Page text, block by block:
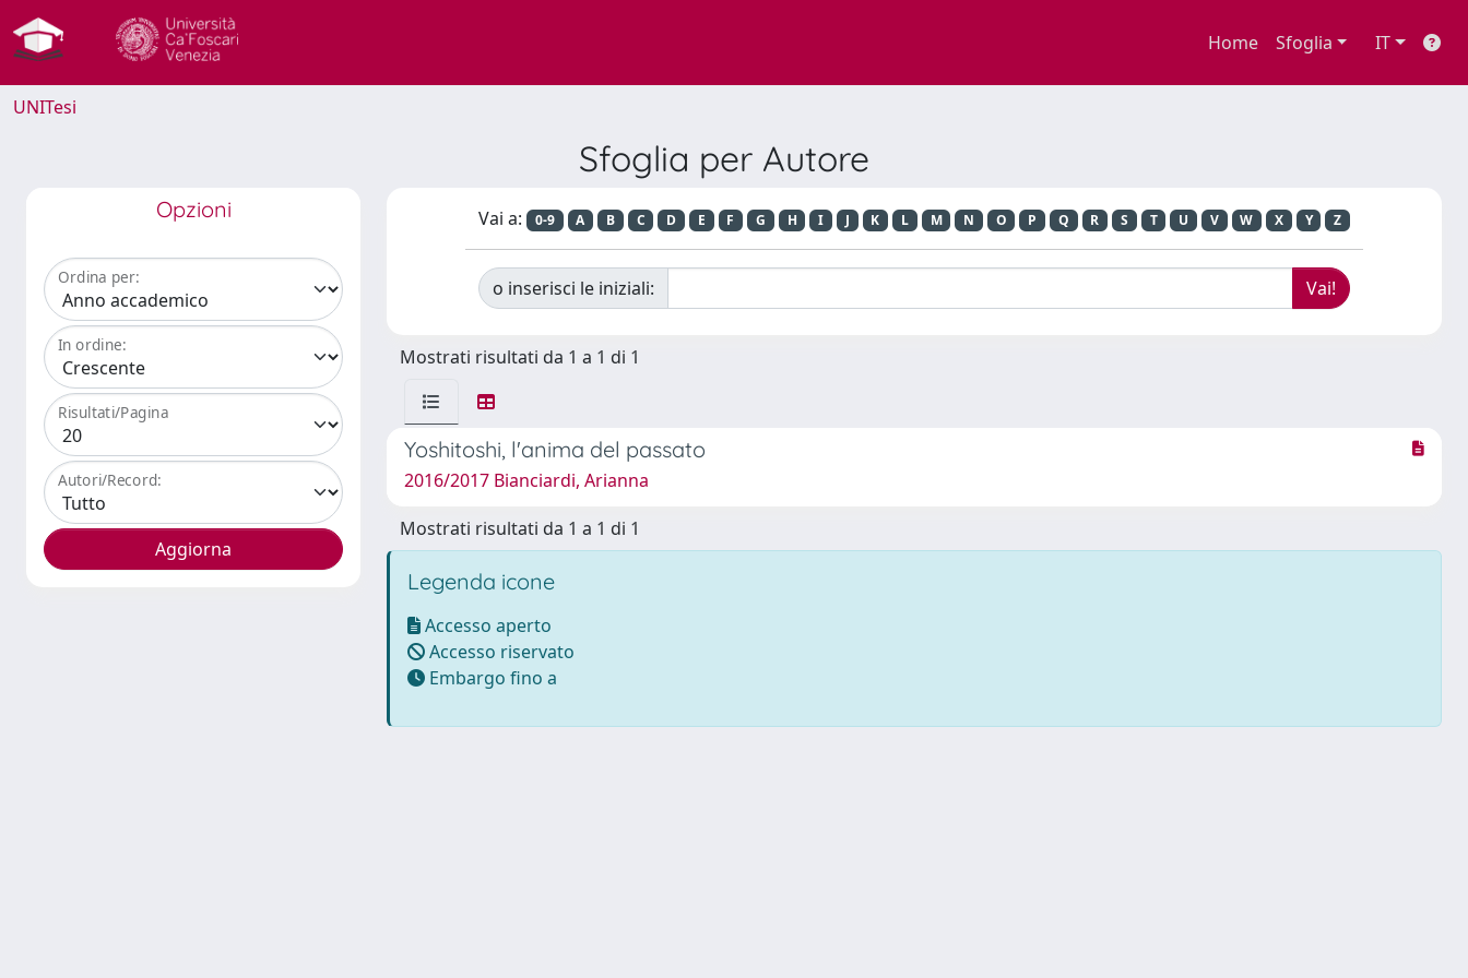
Home Sfoglia IT
UNITesi
Sfoglia per Autore
Opzioni
Ordina per:
In ordine:
Risultati/Pagina
Autori/Record:
Vai a: 0-9 A B C D E F G H I J K L M N O P Q R S T U V W X Y Z
o inserisci le iniziali:
Mostrati risultati da 1 a 1 di 1
Yoshitoshi, l'anima del passato
2016/2017 Bianciardi, Arianna
Mostrati risultati da 1 a 1 di 1
Legenda icone
Accesso aperto
Accesso riservato
Embargo fino a